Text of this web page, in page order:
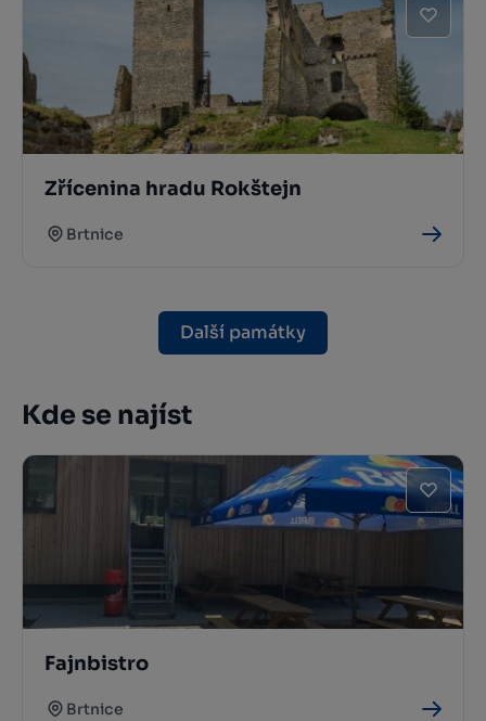
Zřícenina hradu Rokštejn
Brtnice
Další památky
Kde se najíst
Fajnbistro
Brtnice